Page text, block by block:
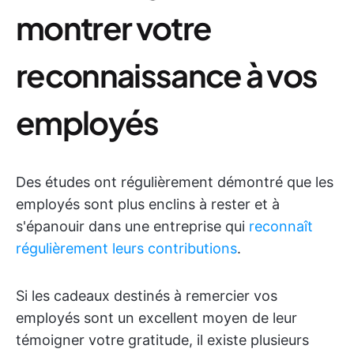
montrer votre
reconnaissance à vos
employés
Des études ont régulièrement démontré que les
employés sont plus enclins à rester et à
s'épanouir dans une entreprise qui reconnaît
régulièrement leurs contributions.
Si les cadeaux destinés à remercier vos
employés sont un excellent moyen de leur
témoigner votre gratitude, il existe plusieurs